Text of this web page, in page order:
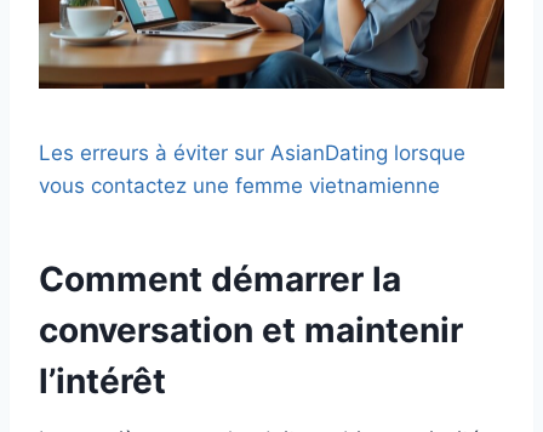
Les erreurs à éviter sur AsianDating lorsque
vous contactez une femme vietnamienne
Comment démarrer la
conversation et maintenir
l’intérêt